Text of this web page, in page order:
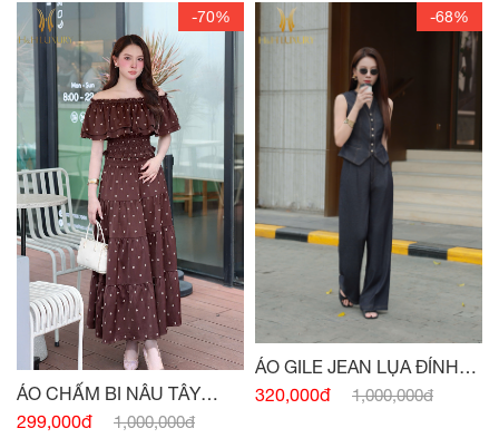
-70%
ÁO CHẤM BI NÂU TÂY
CHUN EO
299,000đ 1,000,000đ
-68%
ÁO GILE JEAN LỤA ĐÍNH
CÚC
320,000đ 1,000,000đ